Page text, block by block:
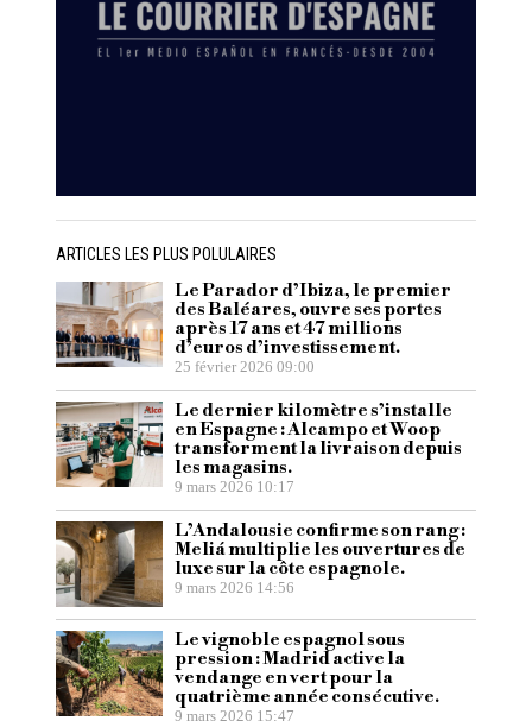
ARTICLES LES PLUS POLULAIRES
Le Parador d’Ibiza, le premier
des Baléares, ouvre ses portes
après 17 ans et 47 millions
d’euros d’investissement.
25 février 2026 09:00
Le dernier kilomètre s’installe
en Espagne : Alcampo et Woop
transforment la livraison depuis
les magasins.
9 mars 2026 10:17
L’Andalousie confirme son rang :
Meliá multiplie les ouvertures de
luxe sur la côte espagnole.
9 mars 2026 14:56
Le vignoble espagnol sous
pression : Madrid active la
vendange en vert pour la
quatrième année consécutive.
9 mars 2026 15:47